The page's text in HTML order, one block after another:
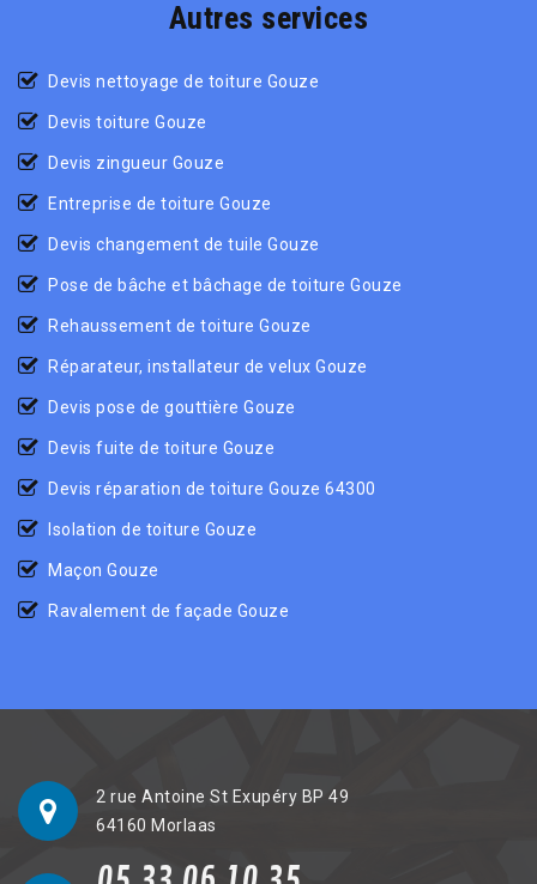
Autres services
Devis nettoyage de toiture Gouze
Devis toiture Gouze
Devis zingueur Gouze
Entreprise de toiture Gouze
Devis changement de tuile Gouze
Pose de bâche et bâchage de toiture Gouze
Rehaussement de toiture Gouze
Réparateur, installateur de velux Gouze
Devis pose de gouttière Gouze
Devis fuite de toiture Gouze
Devis réparation de toiture Gouze 64300
Isolation de toiture Gouze
Maçon Gouze
Ravalement de façade Gouze
2 rue Antoine St Exupéry BP 49
64160 Morlaas